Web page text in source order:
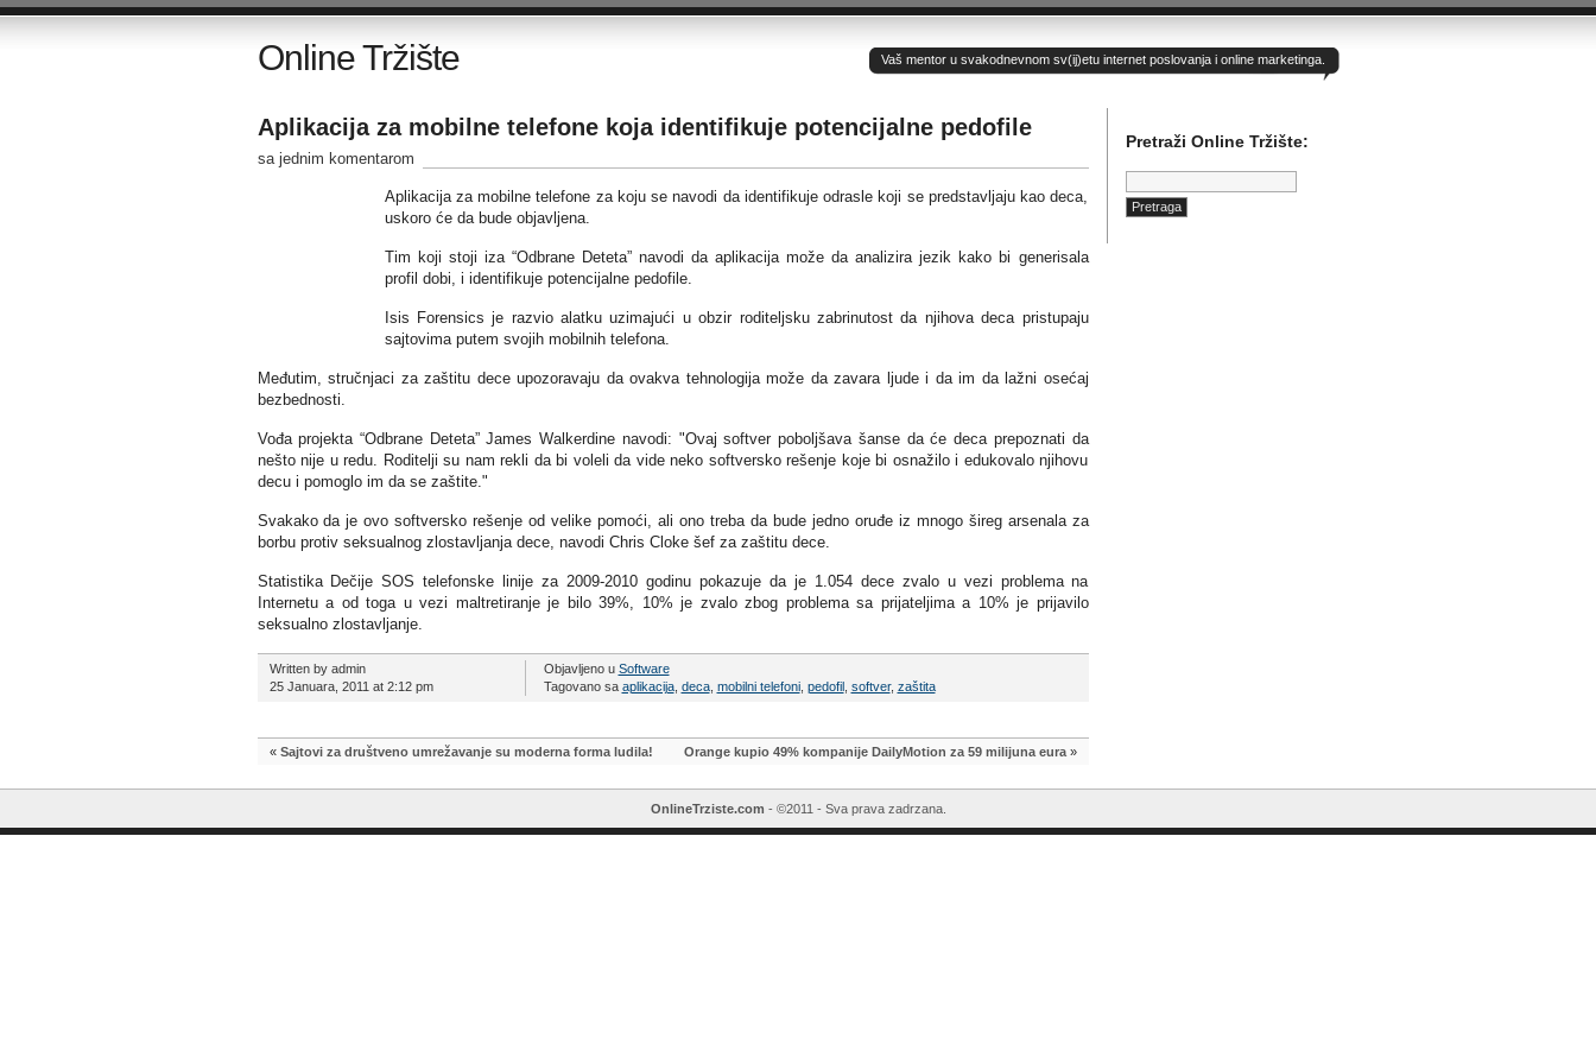
Online Tržište Vaš mentor u svakodnevnom sv(ij)etu internet poslovanja i online marketinga.
Aplikacija za mobilne telefone koja identifikuje potencijalne pedofile
sa jednim komentarom
Aplikacija za mobilne telefone za koju se navodi da identifikuje odrasle koji se predstavljaju kao deca,
uskoro će da bude objavljena.
Tim koji stoji iza “Odbrane Deteta” navodi da aplikacija može da analizira jezik kako bi generisala
profil dobi, i identifikuje potencijalne pedofile.
Isis Forensics je razvio alatku uzimajući u obzir roditeljsku zabrinutost da njihova deca pristupaju
sajtovima putem svojih mobilnih telefona.
Međutim, stručnjaci za zaštitu dece upozoravaju da ovakva tehnologija može da zavara ljude i da im da lažni osećaj
bezbednosti.
Vođa projekta “Odbrane Deteta” James Walkerdine navodi: "Ovaj softver poboljšava šanse da će deca prepoznati da
nešto nije u redu. Roditelji su nam rekli da bi voleli da vide neko softversko rešenje koje bi osnažilo i edukovalo njihovu
decu i pomoglo im da se zaštite."
Svakako da je ovo softversko rešenje od velike pomoći, ali ono treba da bude jedno oruđe iz mnogo šireg arsenala za
borbu protiv seksualnog zlostavljanja dece, navodi Chris Cloke šef za zaštitu dece.
Statistika Dečije SOS telefonske linije za 2009-2010 godinu pokazuje da je 1.054 dece zvalo u vezi problema na
Internetu a od toga u vezi maltretiranje je bilo 39%, 10% je zvalo zbog problema sa prijateljima a 10% je prijavilo
seksualno zlostavljanje.
Written by admin
25 Januara, 2011 at 2:12 pm
Objavljeno u Software
Tagovano sa aplikacija, deca, mobilni telefoni, pedofil, softver, zaštita
« Sajtovi za društveno umrežavanje su moderna forma ludila! Orange kupio 49% kompanije DailyMotion za 59 milijuna eura»
Pretraži Online Tržište:
Pretraga:
OnlineTrziste.com - ©2011 - Sva prava zadrzana.